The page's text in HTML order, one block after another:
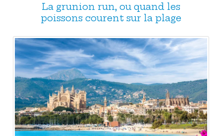
La grunion run, ou quand les
poissons courent sur la plage